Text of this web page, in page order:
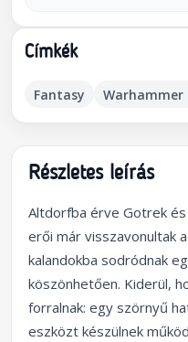
Címkék
Fantasy Warhammer
Részletes leírás
Altdorfba érve Gotrek
erői már visszavonultak
kalandokba sodródnak
köszönhetően. Kiderül,
forralnak: egy szörnyű
eszközt készülnek